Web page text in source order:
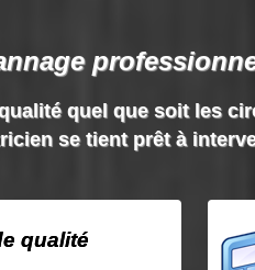
quel que soit les
se tient prêt à
qualité